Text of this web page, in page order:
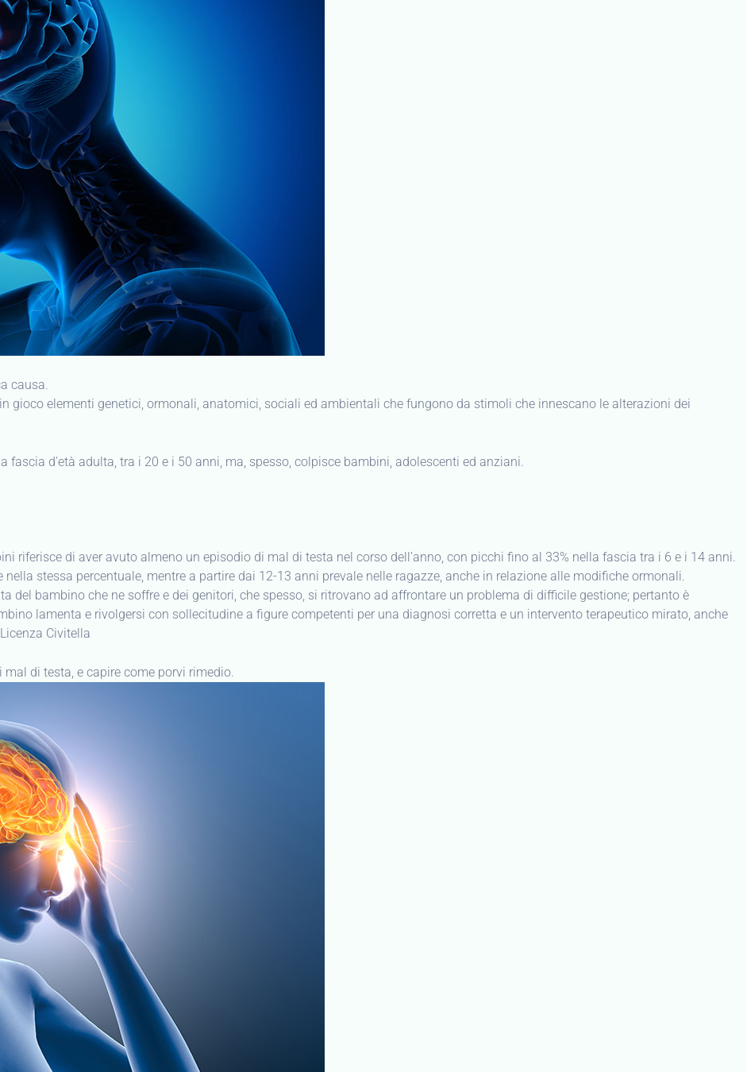
causa.
gioco elementi genetici, ormonali, anatomici, sociali ed ambientali che fungono da stimoli che innescano le alterazioni dei
d’età adulta, tra i 20 e i 50 anni, ma, spesso, colpisce bambini, adolescenti ed anziani.
riferisce di aver avuto almeno un episodio di mal di testa nel corso dell’anno, con picchi fino al 33% nella fascia tra i 6 e i 14 anni.
stessa percentuale, mentre a partire dai 12-13 anni prevale nelle ragazze, anche in relazione alle modifiche ormonali.
del bambino che ne soffre e dei genitori, che spesso, si ritrovano ad affrontare un problema di difficile gestione; pertanto è
lamenta e rivolgersi con sollecitudine a figure competenti per una diagnosi corretta e un intervento terapeutico mirato, anche
Civitella
di testa, e capire come porvi rimedio.